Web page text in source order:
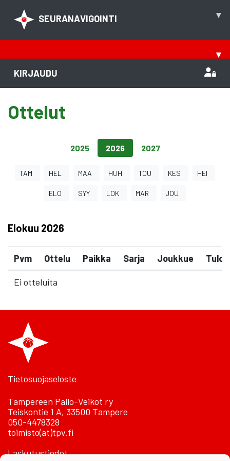
SEURANAVIGOINTI ▾
▾
KIRJAUDU
Ottelut
2025 2026 2027
TAM HEL MAA HUH TOU KES HEI
ELO SYY LOK MAR JOU
Elokuu 2026
Pvm Ottelu Paikka Sarja Joukkue Tulos
Ei otteluita
Tietosuojaseloste
Tampereen Pallo-Veikot ry
Teiskontie 1 A, 33500 Tampere
050-4478328
toimisto(at)tpv.fi
Laskutustiedot